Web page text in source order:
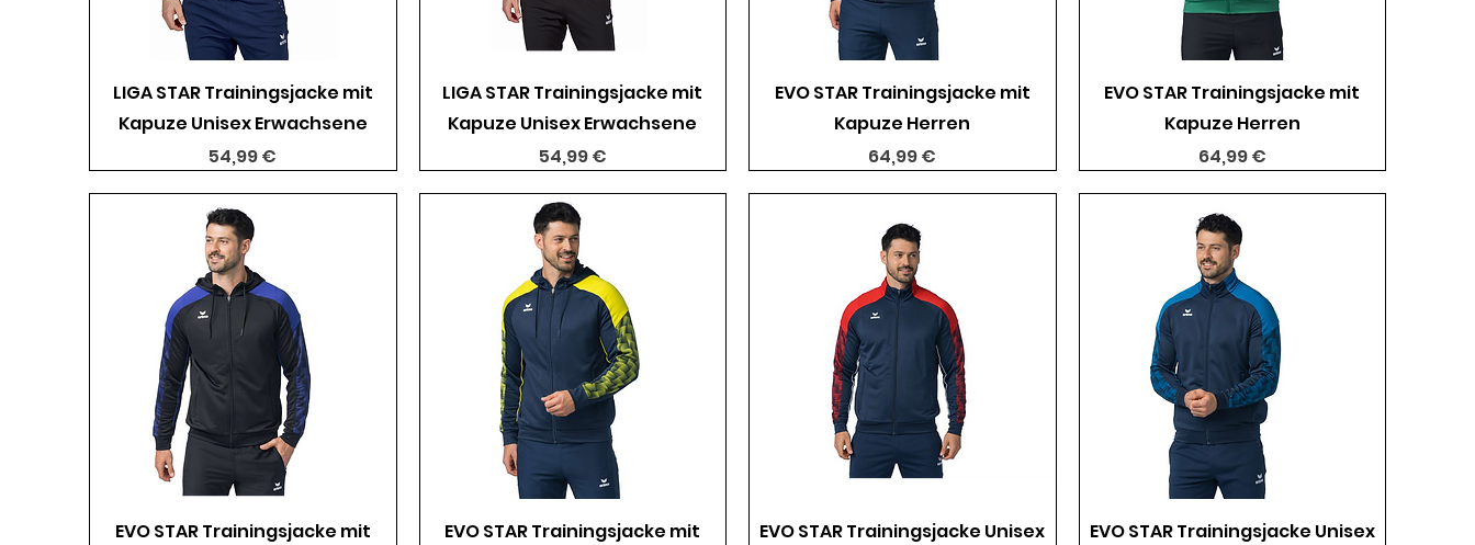
Schnellansicht
LIGA STAR Trainingsjacke mit
Kapuze Unisex Erwachsene
Preis
54,99 €
Schnellansicht
LIGA STAR Trainingsjacke mit
Kapuze Unisex Erwachsene
Preis
54,99 €
Schnellansicht
EVO STAR Trainingsjacke mit
Kapuze Herren
Preis
64,99 €
Schnellansicht
EVO STAR Trainingsjacke mit
Kapuze Herren
Preis
64,99 €
Schnellansicht
EVO STAR Trainingsjacke mit
Schnellansicht
EVO STAR Trainingsjacke mit
Schnellansicht
EVO STAR Trainingsjacke Unisex
Schnellansicht
EVO STAR Trainingsjacke Unisex